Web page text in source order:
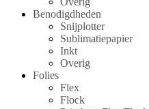
Benodigdheden
Snijplotter
Sublimatiepapier
Inkt
Overig
Folies
Flex
Flock